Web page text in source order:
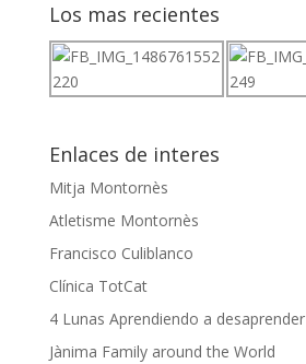
Los mas recientes
Enlaces de interes
Mitja Montornès
Atletisme Montornès
Francisco Culiblanco
Clínica TotCat
4 Lunas Aprendiendo a desaprender
Jànima Family around the World